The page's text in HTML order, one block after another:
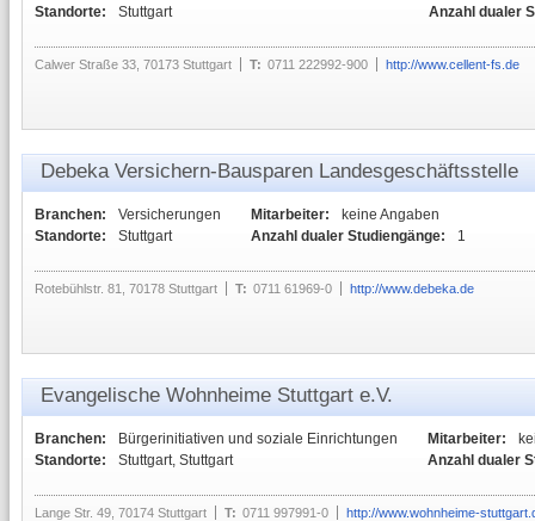
Standorte:
Stuttgart
Anzahl dualer
Calwer Straße 33, 70173 Stuttgart T: 0711 222992-900 http://www.cellent-fs.de
Debeka Versichern-Bausparen Landesgeschäftsstelle
Branchen:
Versicherungen
Standorte:
Stuttgart
Mitarbeiter:
keine Angaben
Anzahl dualer Studiengänge:
1
Rotebühlstr. 81, 70178 Stuttgart T: 0711 61969-0 http://www.debeka.de
Evangelische Wohnheime Stuttgart e.V.
Branchen:
Bürgerinitiativen und soziale Einrichtungen
Standorte:
Stuttgart, Stuttgart
Mitarbeiter:
Anzahl dualer
Lange Str. 49, 70174 Stuttgart T: 0711 997991-0 http://www.wohnheime-